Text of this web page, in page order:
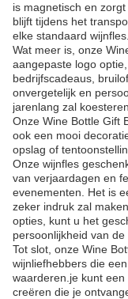
is magnetisch en
blijft tijdens het
elke standaard wijnfles.
Wat meer is, onze
aangepaste logo
bedrijfscadeaus,
onvergetelijk en
jarenlang zal koesteren.
Onze Wine Bottle Gift
ook een mooi
opslag of
Onze wijnfles
van verjaardagen en
evenementen. Het is
zeker indruk zal
opties, kunt u het
persoonlijkheid van de
Tot slot, onze Wine
wijnliefhebbers die
waarderen.je kunt
creëren die je